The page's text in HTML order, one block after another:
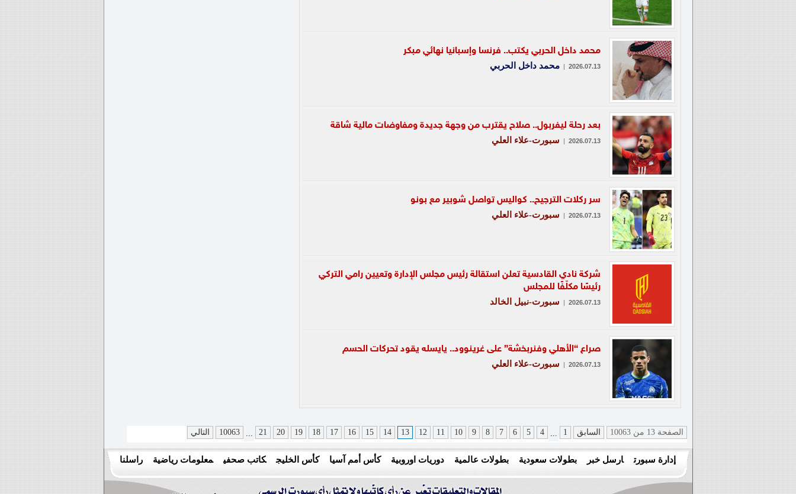
محمد داخل الحربي يكتب.. فرنسا وإسبانيا نهائي مبكر
2026.07.13
| محمد داخل الحربي
بعد رحلة ليفربول.. صلاح يقترب من وجهة جديدة ومفاوضات مالية شاقة
2026.07.13
| سبورت-علاء العلي
سر ركلات الترجيح.. كواليس تواصل شوبير مع بونو
2026.07.13
| سبورت-علاء العلي
شركة نادي القادسية تعلن استقالة رئيس مجلس الإدارة وتعيين رامي التركي
رئيسًا مكلّفًا للمجلس
2026.07.13
| سبورت-نبيل الخالد
صراع “الأهلي وفنربخشة” على غرينوود.. يايسله يقود تحركات الحسم
2026.07.13
| سبورت-علاء العلي
الصفحة 13 من 10063 السابق 1
...
4
5
6
7
8
9
10
11
12
13
14
15
16
17
18
19
20
21
...
10063 التالي
إدارة سبورت ارسل خبر بطولات سعودية بطولات عالمية دوريات اوروبية كأس أمم آسيا كأس الخليج كاتب صحفي معلومات رياضية راسلنا